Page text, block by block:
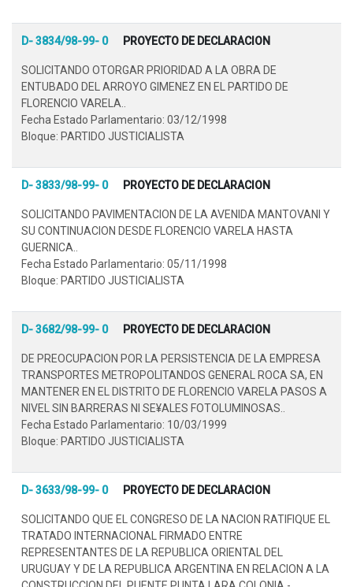
D- 3834/98-99- 0 PROYECTO DE DECLARACION
SOLICITANDO OTORGAR PRIORIDAD A LA OBRA DE
ENTUBADO DEL ARROYO GIMENEZ EN EL PARTIDO DE
FLORENCIO VARELA..
Fecha Estado Parlamentario: 03/12/1998
Bloque: PARTIDO JUSTICIALISTA
D- 3833/98-99- 0 PROYECTO DE DECLARACION
SOLICITANDO PAVIMENTACION DE LA AVENIDA MANTOVANI Y
SU CONTINUACION DESDE FLORENCIO VARELA HASTA
GUERNICA..
Fecha Estado Parlamentario: 05/11/1998
Bloque: PARTIDO JUSTICIALISTA
D- 3682/98-99- 0 PROYECTO DE DECLARACION
DE PREOCUPACION POR LA PERSISTENCIA DE LA EMPRESA
TRANSPORTES METROPOLITANDOS GENERAL ROCA SA, EN
MANTENER EN EL DISTRITO DE FLORENCIO VARELA PASOS A
NIVEL SIN BARRERAS NI SE¥ALES FOTOLUMINOSAS..
Fecha Estado Parlamentario: 10/03/1999
Bloque: PARTIDO JUSTICIALISTA
D- 3633/98-99- 0 PROYECTO DE DECLARACION
SOLICITANDO QUE EL CONGRESO DE LA NACION RATIFIQUE EL
TRATADO INTERNACIONAL FIRMADO ENTRE
REPRESENTANTES DE LA REPUBLICA ORIENTAL DEL
URUGUAY Y DE LA REPUBLICA ARGENTINA EN RELACION A LA